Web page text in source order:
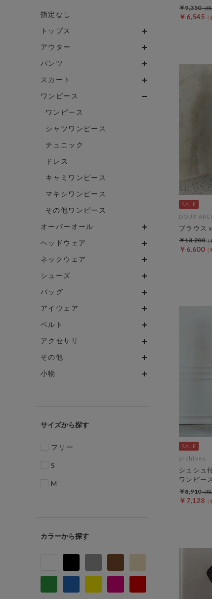
指定なし
トップス
アウター
パンツ
スカート
ワンピース
ワンピース
シャツワンピース
チュニック
ドレス
キャミワンピース
マキシワンピース
その他ワンピース
オーバーオール
ヘッドウェア
ネックウェア
シューズ
バッグ
アイウェア
ベルト
アクセサリ
その他
小物
サイズ
フリー
S
M
カラー
￥6,545
￥9,350
DOUX
ブラウス
￥6,600
￥13,200
archives
シュシュ
ワンピース
￥7,128
￥8,910